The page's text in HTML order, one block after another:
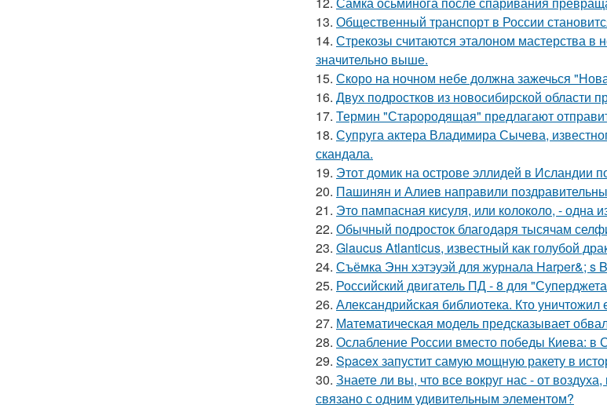
13. Общественный транспорт в России
14. Стрекозы считаются эталоном мастерства в
значительно выше.
15. Скоро на ночном небе должна зажечься
16. Двух подростков из новосибирской области
17. Термин "Старородящая" предлагают
18. Супруга актера Владимира Сычева,
скандала.
19. Этот домик на острове эллидей в Исландии
20. Пашинян и Алиев направили
21. Это пампасная кисуля, или колоколо, -
22. Обычный подросток благодаря тысячам
23. Glaucus Atlanticus, известный как голубой
24. Съёмка Энн хэтэуэй для журнала Harper&; s
25. Российский двигатель ПД - 8 для
26. Александрийская библиотека. Кто уничтожил
27. Математическая модель предсказывает
28. Ослабление России вместо победы Киева: в
29. Spacex запустит самую мощную ракету в
30. Знаете ли вы, что все вокруг нас - от
связано с одним удивительным элементом?